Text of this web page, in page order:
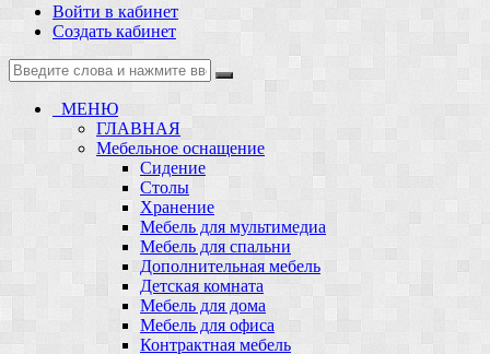
Войти в кабинет
Создать кабинет
МЕНЮ
ГЛАВНАЯ
Мебельное оснащение
Сидение
Столы
Хранение
Мебель для мультимедиа
Мебель для спальни
Дополнительная мебель
Детская комната
Мебель для дома
Мебель для офиса
Контрактная мебель